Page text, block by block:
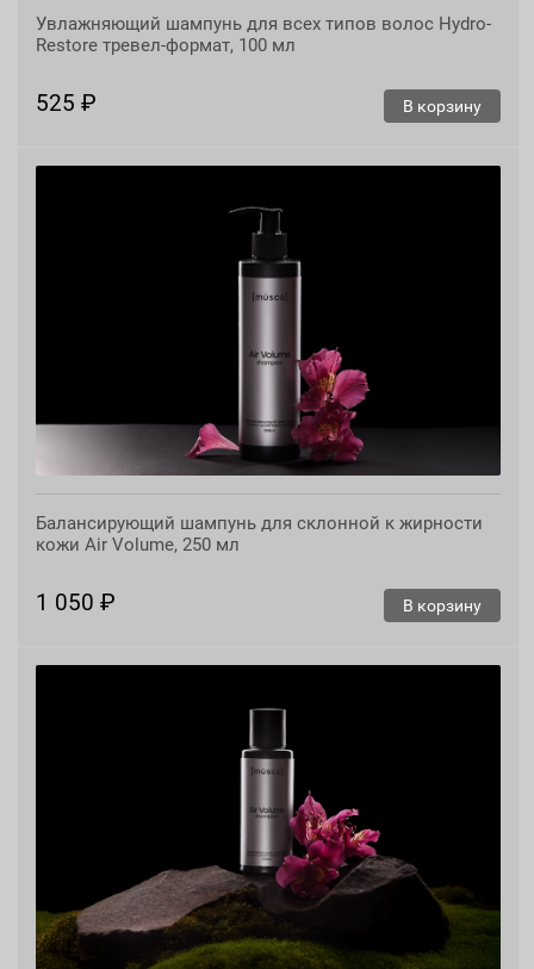
Увлажняющий шампунь для всех типов волос Hydro-
Restore тревел-формат, 100 мл
525 ₽ В корзину
Балансирующий шампунь для склонной к жирности
кожи Air Volume, 250 мл
1 050 ₽ В корзину